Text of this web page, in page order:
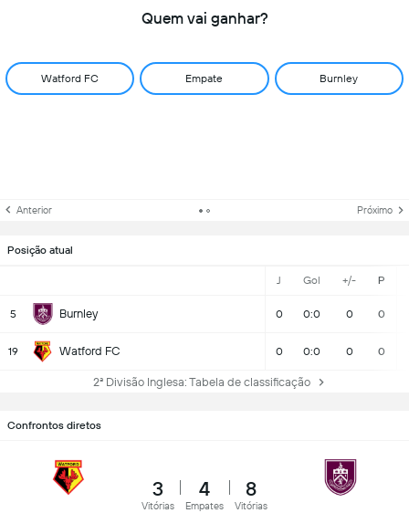
Quem vai ganhar?
Watford FC Empate Burnley
Anterior Próximo
Posição atual
J Gol +/- P
5 Burnley 0 0:0 0 0
19 Watford FC 0 0:0 0 0
2ª Divisão Inglesa: Tabela de classificação
Confrontos diretos
3
Vitórias
4
Empates
8
Vitórias